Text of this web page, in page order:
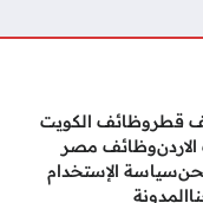
قطروظائف الكويت
وظائف مصر
سياسة الإستخدام
المدونة